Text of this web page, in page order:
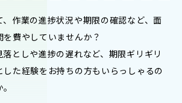
、作業の進捗状況や期限の確認など、面
費やしていませんか？
としや進捗の遅れなど、期限ギリギリ
した経験をお持ちの方もいらっしゃるの